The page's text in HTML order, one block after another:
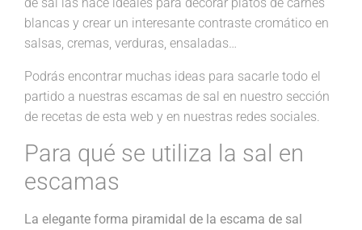
blancas y crear un interesante contraste cromático en
salsas, cremas, verduras, ensaladas…
Podrás encontrar muchas ideas para sacarle todo el
partido a nuestras escamas de sal en nuestro sección
de recetas de esta web y en nuestras redes sociales.
Para qué se utiliza la sal en
escamas
La elegante forma piramidal de la escama de sal